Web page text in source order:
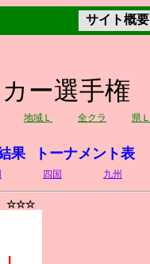
サイト概要
ー選手権
地域Ｌ 全クラ 県Ｌ
果 トーナメント表
四国 九州
権 ☆☆☆